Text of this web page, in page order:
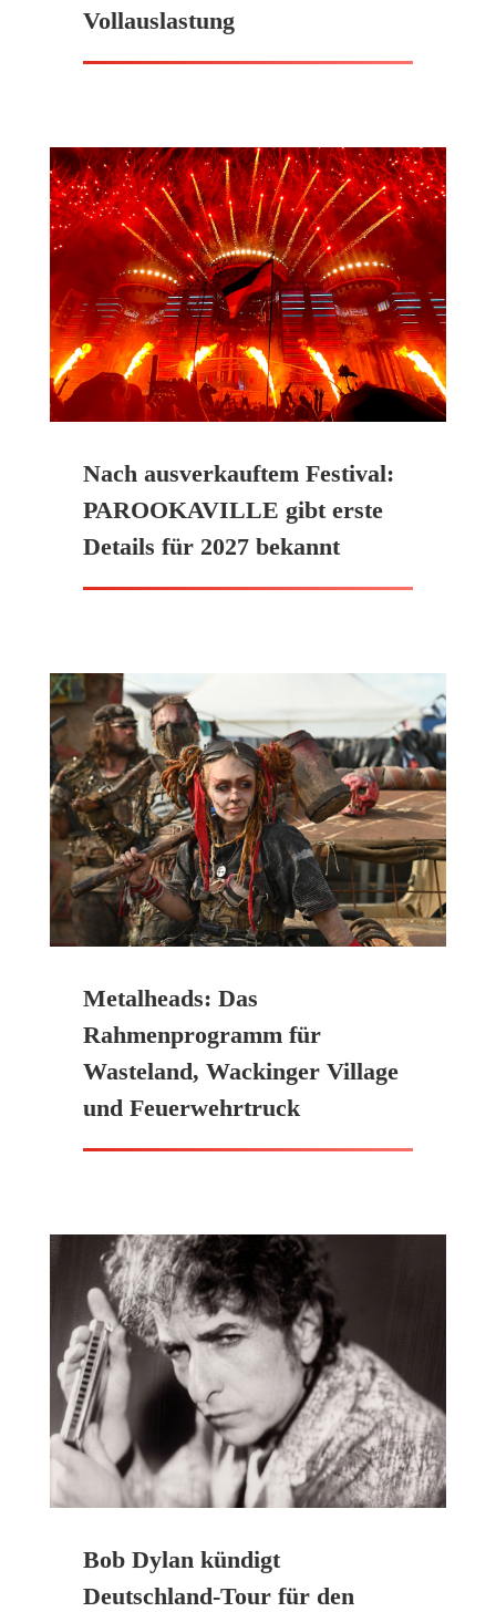
Vollauslastung
Nach ausverkauftem Festival:
PAROOKAVILLE gibt erste
Details für 2027 bekannt
Metalheads: Das
Rahmenprogramm für
Wasteland, Wackinger Village
und Feuerwehrtruck
Bob Dylan kündigt
Deutschland-Tour für den